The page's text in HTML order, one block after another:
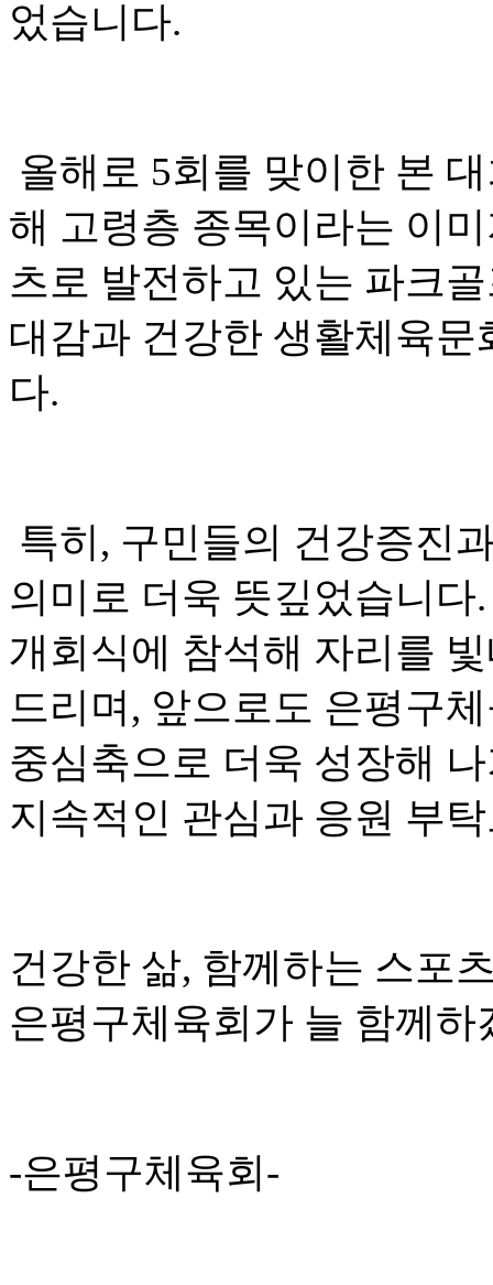
었습니다.
올해로 5회를 맞이한 본
해 고령층 종목이라는 이
츠로 발전하고 있는 파크
대감과 건강한 생활체육
다.
특히, 구민들의 건강증진
의미로 더욱 뜻깊었습니다.
개회식에 참석해 자리를
드리며, 앞으로도 은평구
중심축으로 더욱 성장해
지속적인 관심과 응원 부
건강한 삶, 함께하는 스포
은평구체육회가 늘 함께하
-은평구체육회-